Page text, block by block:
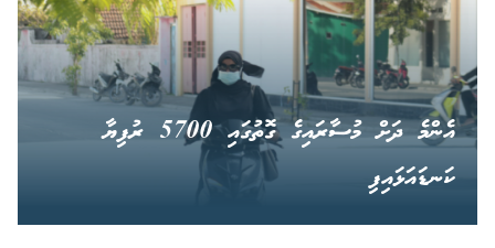
އެންމެ ދަށް މުސާރައިގެ ގޮތުގައި 5700 ރުފިޔާ
ކަނޑައަޅައިފި